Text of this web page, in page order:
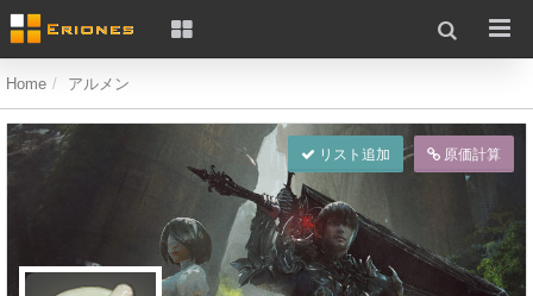
Home アルメン
リスト追加 原価計算